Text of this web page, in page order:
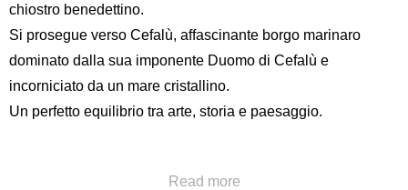
chiostro benedettino.
Si prosegue verso Cefalù, affascinante borgo marinaro
dominato dalla sua imponente Duomo di Cefalù e
incorniciato da un mare cristallino.
Un perfetto equilibrio tra arte, storia e paesaggio.
Read more